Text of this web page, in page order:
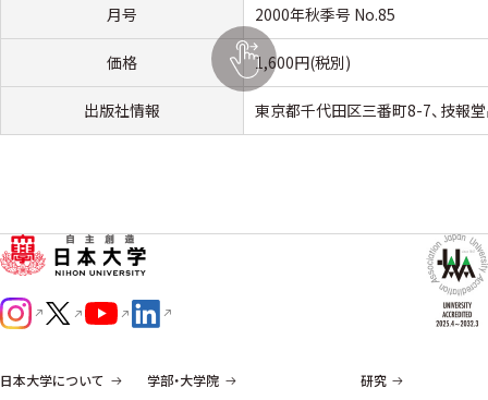
月号 2000年秋季号 No.85
価格 1,600円(税別)
出版社情報 東京都千代田区三番町8-7、技報
日本大学について 学部・大学院
研究